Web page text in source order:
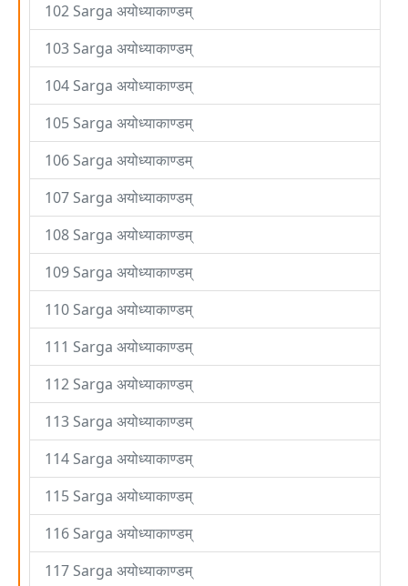
102 Sarga अयोध्याकाण्डम्
103 Sarga अयोध्याकाण्डम्
104 Sarga अयोध्याकाण्डम्
105 Sarga अयोध्याकाण्डम्
106 Sarga अयोध्याकाण्डम्
107 Sarga अयोध्याकाण्डम्
108 Sarga अयोध्याकाण्डम्
109 Sarga अयोध्याकाण्डम्
110 Sarga अयोध्याकाण्डम्
111 Sarga अयोध्याकाण्डम्
112 Sarga अयोध्याकाण्डम्
113 Sarga अयोध्याकाण्डम्
114 Sarga अयोध्याकाण्डम्
115 Sarga अयोध्याकाण्डम्
116 Sarga अयोध्याकाण्डम्
117 Sarga अयोध्याकाण्डम्